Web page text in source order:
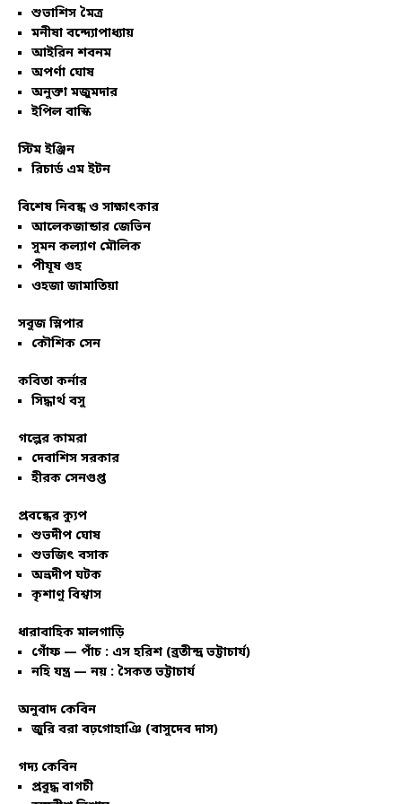
শুভাশিস মৈত্র
মনীষা বন্দ্যোপাধ্যায়
আইরিন শবনম
অপর্ণা ঘোষ
অনুক্তা মজুমদার
ইপিল বাস্কি
স্টিম ইঞ্জিন
রিচার্ড এম ইটন
বিশেষ নিবন্ধ ও সাক্ষাৎকার
আলেকজান্ডার জেভিন
সুমন কল্যাণ মৌলিক
পীযূষ গুহ
ওহজা জামাতিয়া
সবুজ স্লিপার
কৌশিক সেন
কবিতা কর্নার
সিদ্ধার্থ বসু
গল্পের কামরা
দেবাশিস সরকার
হীরক সেনগুপ্ত
প্রবন্ধের ক্যুপ
শুভদীপ ঘোষ
শুভজিৎ বসাক
অভ্রদীপ ঘটক
কৃশাণু বিশ্বাস
ধারাবাহিক মালগাড়ি
গোঁফ — পাঁচ : এস হরিশ (ব্রতীন্দ্র ভট্টাচার্য)
নহি যন্ত্র — নয় : সৈকত ভট্টাচার্য
অনুবাদ কেবিন
জুরি বরা বঢ়গোহাঞি (বাসুদেব দাস)
গদ্য কেবিন
প্রবুদ্ধ বাগচী